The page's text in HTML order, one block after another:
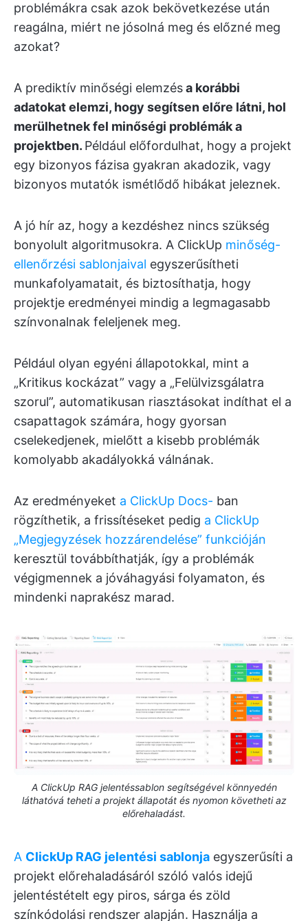
problémákra csak azok bekövetkezése után
reagálna, miért ne jósolná meg és előzné meg
azokat?
A prediktív minőségi elemzésa korábbi
adatokat elemzi, hogy segítsen előre látni, hol
merülhetnek fel minőségi problémák a
projektben. Például előfordulhat, hogy a projekt
egy bizonyos fázisa gyakran akadozik, vagy
bizonyos mutatók ismétlődő hibákat jeleznek.
A jó hír az, hogy a kezdéshez nincs szükség
bonyolult algoritmusokra. A ClickUp minőség-
ellenőrzési sablonjaival egyszerűsítheti
munkafolyamatait, és biztosíthatja, hogy
projektje eredményei mindig a legmagasabb
színvonalnak feleljenek meg.
Például olyan egyéni állapotokkal, mint a
„Kritikus kockázat” vagy a „Felülvizsgálatra
szorul”, automatikusan riasztásokat indíthat el a
csapattagok számára, hogy gyorsan
cselekedjenek, mielőtt a kisebb problémák
komolyabb akadályokká válnának.
Az eredményeket a ClickUp Docs- ban
rögzíthetik, a frissítéseket pedig a ClickUp
„Megjegyzések hozzárendelése” funkcióján
keresztül továbbíthatják, így a problémák
végigmennek a jóváhagyási folyamaton, és
mindenki naprakész marad.
A ClickUp RAG jelentéssablon segítségével könnyedén
láthatóvá teheti a projekt állapotát és nyomon követheti az
előrehaladást.
A ClickUp RAG jelentési sablonja egyszerűsíti a
projekt előrehaladásáról szóló valós idejű
jelentéstételt egy piros, sárga és zöld
színkódolási rendszer alapján. Használja a